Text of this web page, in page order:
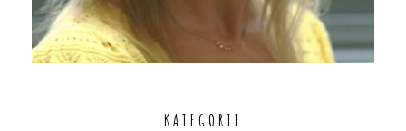
KATEGORIE